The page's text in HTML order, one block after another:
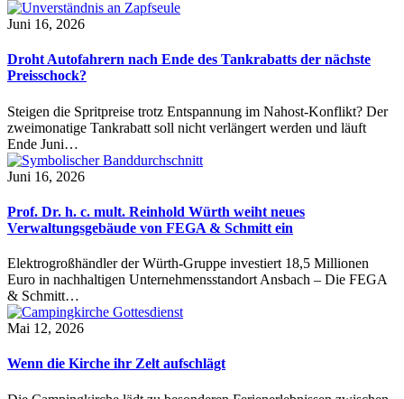
Juni 16, 2026
Droht Autofahrern nach Ende des Tankrabatts der nächste
Preisschock?
Steigen die Spritpreise trotz Entspannung im Nahost-Konflikt? Der
zweimonatige Tankrabatt soll nicht verlängert werden und läuft
Ende Juni…
Juni 16, 2026
Prof. Dr. h. c. mult. Reinhold Würth weiht neues
Verwaltungsgebäude von FEGA & Schmitt ein
Elektrogroßhändler der Würth-Gruppe investiert 18,5 Millionen
Euro in nachhaltigen Unternehmensstandort Ansbach – Die FEGA
& Schmitt…
Mai 12, 2026
Wenn die Kirche ihr Zelt aufschlägt